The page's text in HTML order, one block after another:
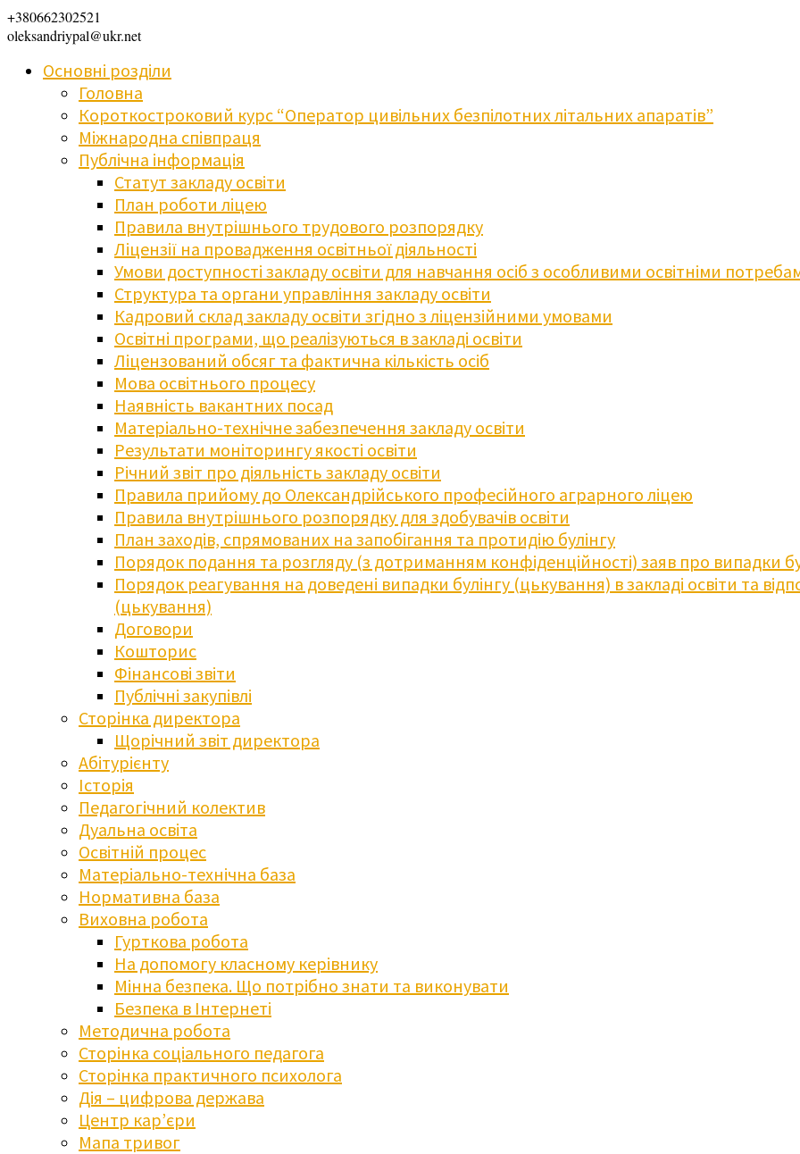
+380662302521
oleksandriypal@ukr.net
Основні розділи
Головна
Короткостроковий курс “Оператор цивільних безпілотних літальних апаратів”
Міжнародна співпраця
Публічна інформація
Статут закладу освіти
План роботи ліцею
Правила внутрішнього трудового розпорядку
Ліцензії на провадження освітньої діяльності
Умови доступності закладу освіти для навчання осіб з особливими освітніми
Структура та органи управління закладу освіти
Кадровий склад закладу освіти згідно з ліцензійними умовами
Освітні програми, що реалізуються в закладі освіти
Ліцензований обсяг та фактична кількість осіб
Мова освітнього процесу
Наявність вакантних посад
Матеріально-технічне забезпечення закладу освіти
Результати моніторингу якості освіти
Річний звіт про діяльність закладу освіти
Правила прийому до Олександрійського професійного аграрного ліцею
Правила внутрішнього розпорядку для здобувачів освіти
План заходів, спрямованих на запобігання та протидію булінгу
Порядок подання та розгляду (з дотриманням конфіденційності) заяв про випадки
Порядок реагування на доведені випадки булінгу (цькування) в закладі освіти та
(цькування)
Договори
Кошторис
Фінансові звіти
Публічні закупівлі
Сторінка директора
Щорічний звіт директора
Абітурієнту
Історія
Педагогічний колектив
Дуальна освіта
Освітній процес
Матеріально-технічна база
Нормативна база
Виховна робота
Гурткова робота
На допомогу класному керівнику
Мінна безпека. Що потрібно знати та виконувати
Безпека в Інтернеті
Методична робота
Сторінка соціального педагога
Сторінка практичного психолога
Дія – цифрова держава
Центр кар’єри
Мапа тривог